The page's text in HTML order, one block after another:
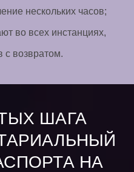
нескольких часов;
во всех инстанциях,
с возвратом.
ШАГА
НА